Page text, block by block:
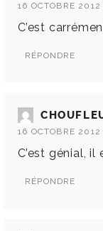
16 OCTOBRE
C’est
RÉPONDRE
16 OCTOBRE
C’est génial,
RÉPONDRE